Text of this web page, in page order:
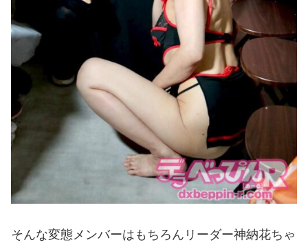
そんな変態メンバーはもちろんリーダー神納花ちゃ